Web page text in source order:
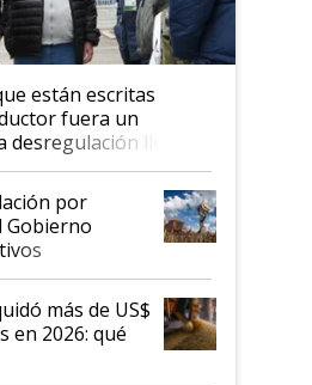
están escritas
fuera un
desregulación llegó
y hasta se
al IPCVA
por
Gobierno
más de US$
en 2026: qué